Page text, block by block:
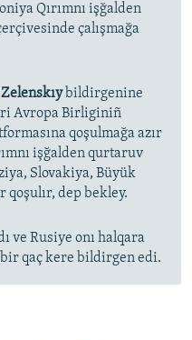
Qırımnı işğalden
çalışmağa
bildirgenine
Avropa Birliginiñ
qoşulmağa azır
işğalden qurtaruv
Slovakiya, Büyük
dep bekley.
ve Rusiye onı halqara
qaç kere bildirgen edi.